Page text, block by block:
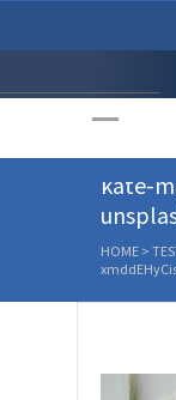
kate-
HOME >